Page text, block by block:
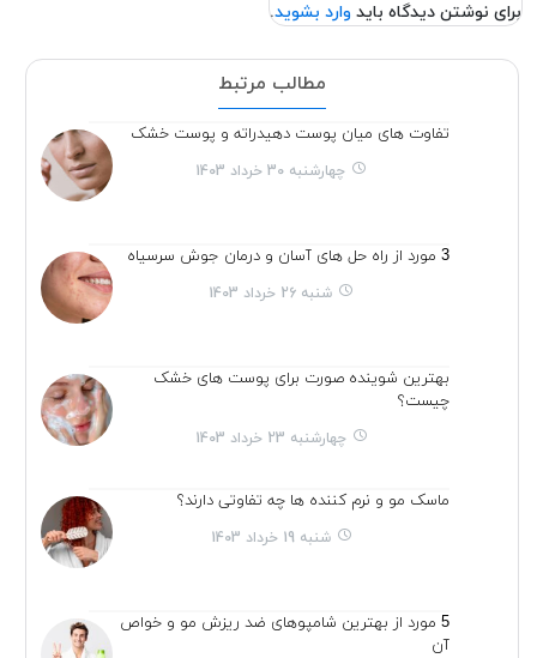
برای نوشتن دیدگاه باید وارد بشوید.
مطالب مرتبط
تفاوت های میان پوست دهیدراته و پوست خشک
چهارشنبه 30 خرداد 1403
3 مورد از راه حل های آسان و درمان جوش سرسیاه
شنبه 26 خرداد 1403
بهترین شوینده صورت برای پوست های خشک
چیست؟
چهارشنبه 23 خرداد 1403
ماسک مو و نرم کننده ها چه تفاوتی دارند؟
شنبه 19 خرداد 1403
5 مورد از بهترین شامپوهای ضد ریزش مو و خواص
آن